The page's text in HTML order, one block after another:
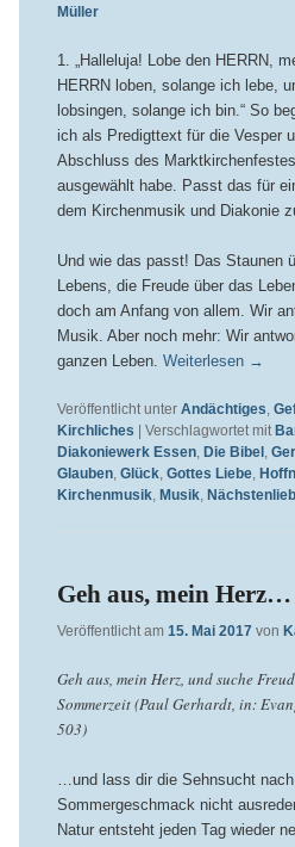
Müller
1. „Halleluja! Lobe den HERRN,
HERRN loben, solange ich lebe,
lobsingen, solange ich bin.“ So
ich als Predigttext für die Vesper
Abschluss des
ausgewählt habe. Passt das für
dem Kirchenmusik und Diakonie
Und wie das passt! Das Staunen
Lebens, die Freude über das
doch am Anfang von allem. Wir
Musik. Aber noch mehr: Wir
ganzen Leben. Weiterlesen →
Veröffentlicht unter Andächtiges,
Kirchliches
Verschlagwortet mit
Diakoniewerk Essen, Die Bibel ,
Glauben, Glück, Gottes Liebe,
Kirchenmusik, Musik,
Geh aus, mein Herz…
Veröffentlicht am 15. Mai 2017 von
Geh aus, mein Herz, und suche
Sommerzeit (Paul Gerhardt, in:
503)
…und lass dir die Sehnsucht nach
Sommergeschmack nicht
Natur entsteht jeden Tag wieder